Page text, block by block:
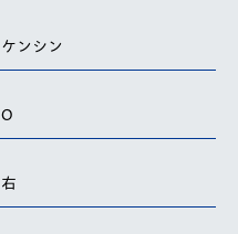
ケンシン
O
右